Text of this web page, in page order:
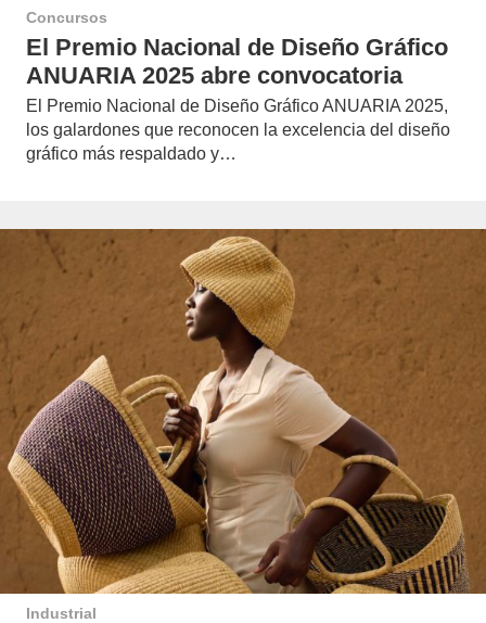
Concursos
El Premio Nacional de Diseño Gráfico
ANUARIA 2025 abre convocatoria
El Premio Nacional de Diseño Gráfico ANUARIA 2025,
los galardones que reconocen la excelencia del diseño
gráfico más respaldado y…
Industrial